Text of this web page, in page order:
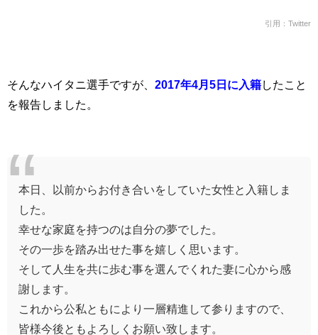
引用：Twitter
そんなハイタニ選手ですが、 2017年4月5日に入籍したこと
を報告しました。
本日、以前からお付き合いをしていた女性と入籍しま
した。
幸せな家庭を持つのは自分の夢でした。
その一歩を踏み出せた事を嬉しく思います。
そして人生を共に歩む事を選んでくれた妻に心から感
謝します。
これから公私ともにより一層精進して参りますので、
皆様今後ともよろしくお願い致します。